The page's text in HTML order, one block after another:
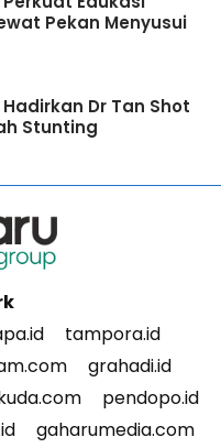
Pekan Menyusui
Dr Tan Shot
Stunting
tampora.id
grahadi.id
pendopo.id
gaharumedia.com